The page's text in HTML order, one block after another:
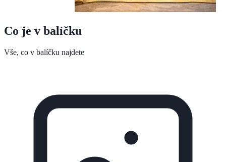
Co je v balíčku
Vše, co v balíčku najdete